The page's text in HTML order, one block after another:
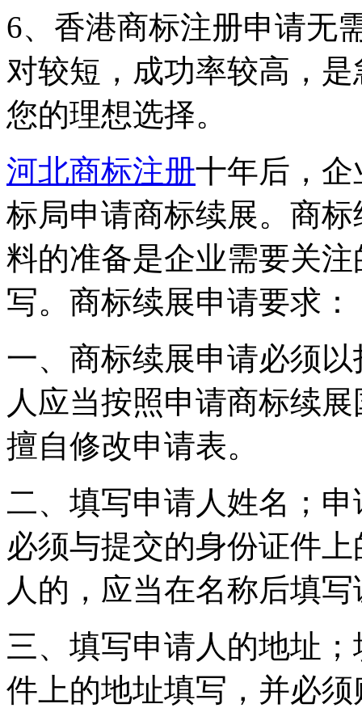
6、香港商标注册申请无
对较短，成功率较高，
您的理想选择。
河北商标注册十年后，
标局申请商标续展。商
料的准备是企业需要关
写。商标续展申请要求：
一、商标续展申请必须
人应当按照申请商标续
擅自修改申请表。
二、填写申请人姓名；
必须与提交的身份证件
人的，应当在名称后填
三、填写申请人的地址
件上的地址填写，并必